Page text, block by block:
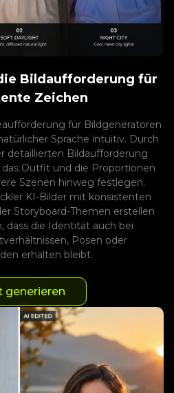
Bildaufforderung für
Zeichen
für Bildgeneratoren
Sprache intuitiv. Durch
detaillierten Bildaufforderung
das Outfit und die Proportionen
Szenen hinweg festlegen.
KI-Bilder mit konsistenten
Storyboard-Themen erstellen
dass die Identität auch bei
Posen oder
erhalten bleibt.
generieren